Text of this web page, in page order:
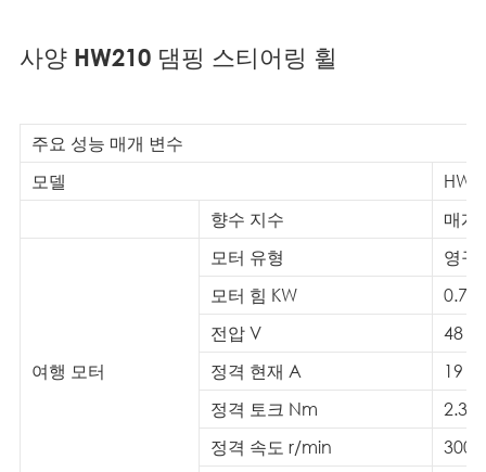
사양 HW210 댐핑 스티어링 휠
주요 성능 매개 변수
모델
향수 지수
매개
여행 모터
모터 유형
영구
모터 힘 KW
0.75
전압 V
48
정격 현재 A
19
정격 토크 Nm
2.39
정격 속도 r/min
3000